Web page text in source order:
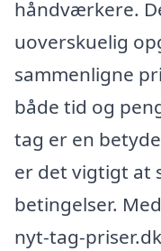
håndværkere.
uoverskuelig
sammenligne
både tid og
tag er en
er det vigtigt at
betingelser.
nyt-tag-